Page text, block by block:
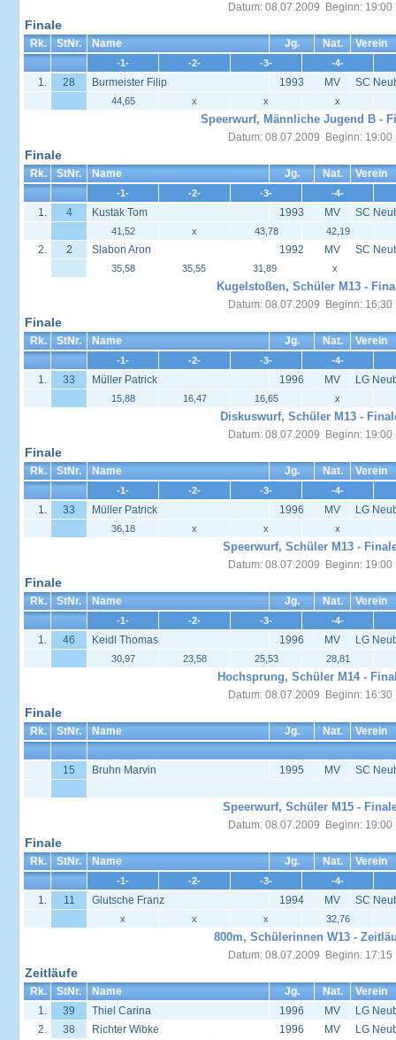
Datum: 08.07.2009 Beginn: 19:00
Finale
Rk. StNr. Name Jg. Nat. Verein
-1- -2- -3- -4-
1. 28 Burmeister Filip 1993 MV SC
44,65 x x x
Speerwurf, Männliche Jugend B -
Datum: 08.07.2009 Beginn: 19:00
Finale
Rk. StNr. Name Jg. Nat. Verein
-1- -2- -3- -4-
1. 4 Kustak Tom 1993 MV SC
41,52 x 43,78 42,19
2. 2 Slabon Aron 1992 MV SC
35,58 35,55 31,89 x
Kugelstoßen, Schüler M13 -
Datum: 08.07.2009 Beginn: 16:30
Finale
Rk. StNr. Name Jg. Nat. Verein
-1- -2- -3- -4-
1. 33 Müller Patrick 1996 MV LG
15,88 16,47 16,65 x
Diskuswurf, Schüler M13 -
Datum: 08.07.2009 Beginn: 19:00
Finale
Rk. StNr. Name Jg. Nat. Verein
-1- -2- -3- -4-
1. 33 Müller Patrick 1996 MV LG
36,18 x x x
Speerwurf, Schüler M13 -
Datum: 08.07.2009 Beginn: 19:00
Finale
Rk. StNr. Name Jg. Nat. Verein
-1- -2- -3- -4-
1. 46 Keidl Thomas 1996 MV LG
30,97 23,58 25,53 28,81
Hochsprung, Schüler M14 -
Datum: 08.07.2009 Beginn: 16:30
Finale
Rk. StNr. Name Jg. Nat. Verein
15 Bruhn Marvin 1995 MV SC
Speerwurf, Schüler M15 -
Datum: 08.07.2009 Beginn: 19:00
Finale
Rk. StNr. Name Jg. Nat. Verein
-1- -2- -3- -4-
1. 11 Glutsche Franz 1994 MV SC
x x x 32,76
800m, Schülerinnen W13 -
Datum: 08.07.2009 Beginn: 17:15
Zeitläufe
Rk. StNr. Name Jg. Nat.
Verein
1.
39 Thiel Carina 1996 MV
LG
2.
38 Richter Wibke 1996 MV LG